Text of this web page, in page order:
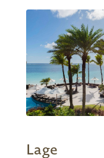
Lage